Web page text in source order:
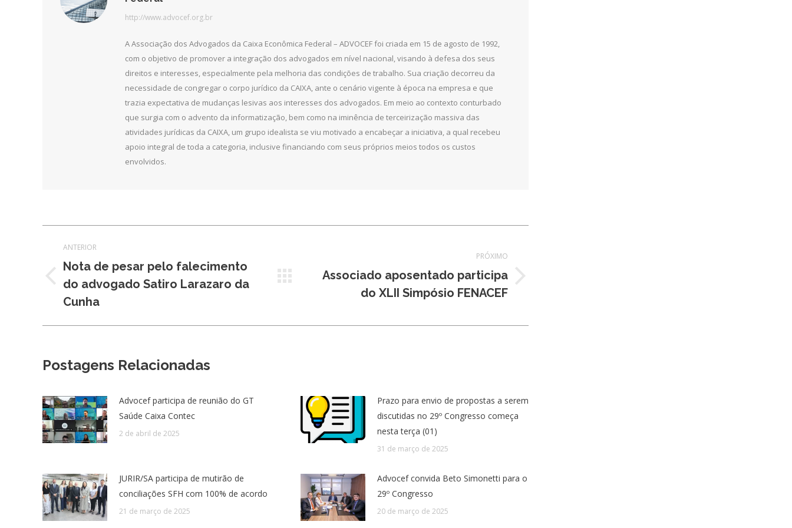
http://www.advocef.org.br
A Associação dos Advogados da Caixa Econômica Federal – ADVOCEF foi criada em 15 de agosto de 1992,
com o objetivo de promover a integração dos advogados em nível nacional, visando à defesa dos seus
direitos e interesses, especialmente pela melhoria das condições de trabalho. Sua criação decorreu da
necessidade de congregar o corpo jurídico da CAIXA, ante o cenário vigente à época na empresa e que
trazia expectativa de mudanças lesivas aos interesses dos advogados. Em meio ao contexto conturbado
que surgia com o advento da informatização, bem como na iminência de terceirização massiva das
atividades jurídicas da CAIXA, um grupo idealista se viu motivado a encabeçar a iniciativa, a qual recebeu
apoio integral de toda a categoria, inclusive financiando com seus próprios meios todos os custos
envolvidos.
de
post:
ANTERIOR
Post
anterior:
Nota de pesar pelo falecimento
do advogado Satiro Larazaro da
Cunha
PRÓXIMO
Próximo
Associado aposentado participa
do XLII Simpósio FENACEF
Postagens Relacionadas
Advocef participa de reunião do GT
Saúde Caixa Contec
2 de abril de 2025
Prazo para envio de propostas a serem
discutidas no 29º Congresso começa
nesta terça (01)
31 de março de 2025
JURIR/SA participa de mutirão de
conciliações SFH com 100% de acordo
21 de março de 2025
Advocef convida Beto Simonetti para o
29º Congresso
20 de março de 2025